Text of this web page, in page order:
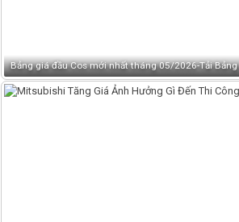
Bảng giá đầu Cos mới nhất tháng 05/2026-Tải